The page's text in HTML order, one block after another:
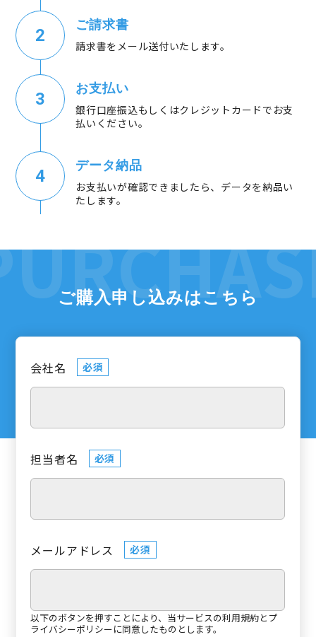
ご請求書
請求書をメール送付いたします。
お支払い
銀行口座振込もしくはクレジットカードでお支
払いください。
データ納品
お支払いが確認できましたら、データを納品い
たします。
ご購入申し込みはこちら
会社名 必須
担当者名 必須
メールアドレス 必須
以下のボタンを押すことにより、当サービスの利用規約と プ
ライバシーポリシーに同意したものとします。